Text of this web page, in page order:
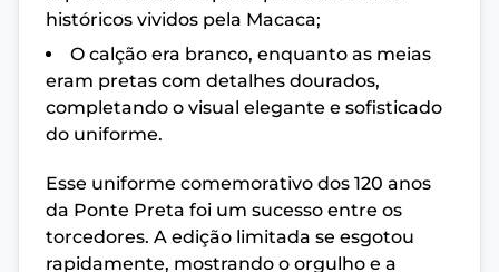
históricos vividos pela Macaca;
O calção era branco, enquanto as meias
eram pretas com detalhes dourados,
completando o visual elegante e sofisticado
do uniforme.
Esse uniforme comemorativo dos 120 anos
da Ponte Preta foi um sucesso entre os
torcedores. A edição limitada se esgotou
rapidamente, mostrando o orgulho e a